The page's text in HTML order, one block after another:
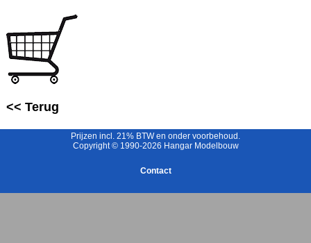
<< Terug
Prijzen incl. 21% BTW en onder voorbehoud.
Copyright © 1990-2026 Hangar Modelbouw
Contact